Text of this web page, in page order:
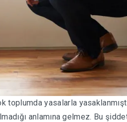
yasalarla
anlamına gelmez. Bu